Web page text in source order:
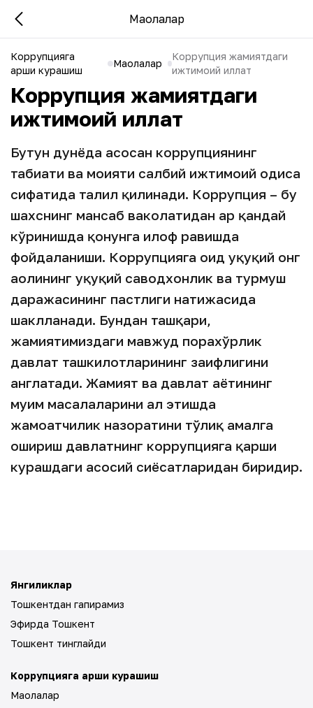
Мақолалар
Коррупцияга
қарши курашиш
Мақолалар
Коррупция жамиятдаги
ижтимоий иллат
Коррупция жамиятдаги
ижтимоий иллат
Бутун дунёда асосан коррупциянинг
табиати ва моҳияти салбий ижтимоий ҳодиса
сифатида таҳлил қилинади. Коррупция – бу
шахснинг мансаб ваколатидан ҳар қандай
кўринишда қонунга ҳилоф равишда
фойдаланиши. Коррупцияга оид ҳуқуқий онг
аҳолининг ҳуқуқий саводхонлик ва турмуш
даражасининг пастлиги натижасида
шаклланади. Бундан ташқари,
жамиятимиздаги мавжуд порахўрлик
давлат ташкилотларининг заифлигини
англатади. Жамият ва давлат ҳаётининг
муҳим масалаларини ҳал этишда
жамоатчилик назоратини тўлиқ амалга
ошириш давлатнинг коррупцияга қарши
курашдаги асосий сиёсатларидан биридир.
Янгиликлар
Тошкентдан гапирамиз
Эфирда Тошкент
Тошкент тинглайди
Коррупцияга қарши курашиш
Мақолалар